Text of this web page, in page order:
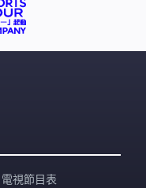
電視節目表